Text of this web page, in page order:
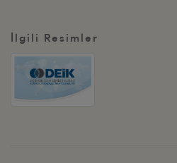
İlgili Resimler